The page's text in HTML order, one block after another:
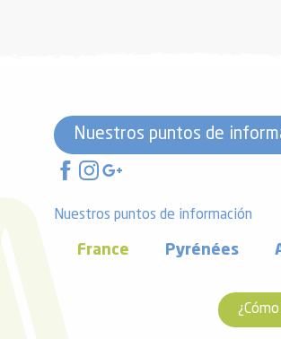
Nuestros puntos de
Nuestros puntos de información
France Pyrénées